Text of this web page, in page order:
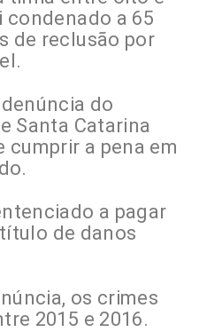
condenado a 65
de reclusão por
do
Santa Catarina
cumprir a pena em
a pagar
de danos
os crimes
2015 e 2016.